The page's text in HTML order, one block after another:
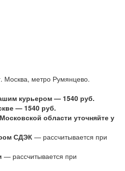
Москва, метро Румянцево.
курьером — 1540 руб.
— 1540 руб.
области уточняйте у
СДЭК — рассчитывается при
— рассчитывается при